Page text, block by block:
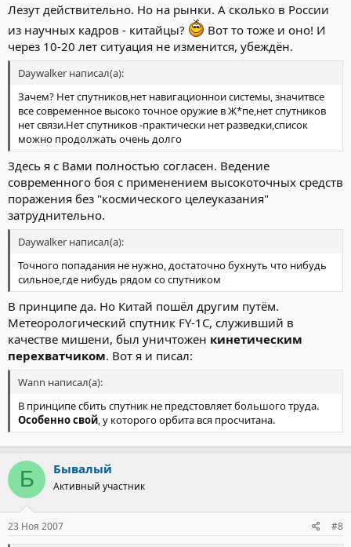
Лезут действительно. Но на рынки. А сколько в России
из научных кадров - китайцы?
Вот то тоже и оно! И
через 10-20 лет ситуация не изменится, убеждён.
Daywalker написал(а):
Зачем? Нет спутников,нет навигационнои системы, значитвсе
все современное высоко точное оружие в Ж*пе,нет спутников
нет связи.Нет спутников -практически нет разведки,список
можно продолжать очень долго
Здесь я с Вами полностью согласен. Ведение
современного боя с применением высокоточных средств
поражения без "космического целеуказания"
затруднительно.
Daywalker написал(а):
Точного попадания не нужно, достаточно бухнуть что нибудь
сильное,где нибудь рядом со спутником
В принципе да. Но Китай пошёл другим путём.
Метеорологический спутник FY-1C, служивший в
качестве мишени, был уничтожен кинетическим
перехватчиком. Вот я и писал:
Wann написал(а):
В принципе сбить спутник не предстовляет большого труда.
Особенно свой, у которого орбита вся просчитана.
Б Бывалый
Активный участник
23 Ноя 2007 #8